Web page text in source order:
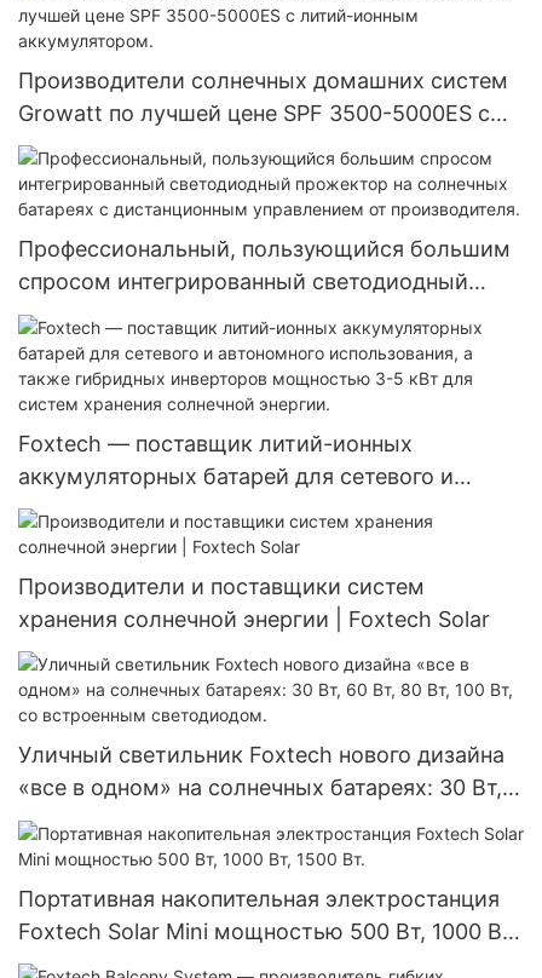
продукция серии G | Foxtech Solar
Производители солнечных домашних систем
Growatt по лучшей цене SPF 3500-5000ES с
литий-ионным аккумулятором.
Профессиональный, пользующийся большим
спросом интегрированный светодиодный
прожектор на солнечных батареях с
дистанционным управлением от
производителя.
Foxtech — поставщик литий-ионных
аккумуляторных батарей для сетевого и
автономного использования, а также
гибридных инверторов мощностью 3-5 кВт
для систем хранения солнечной энергии.
Производители и поставщики систем
хранения солнечной энергии | Foxtech Solar
Уличный светильник Foxtech нового дизайна
«все в одном» на солнечных батареях: 30 Вт,
60 Вт, 80 Вт, 100 Вт, со встроенным
светодиодом.
Портативная накопительная электростанция
Foxtech Solar Mini мощностью 500 Вт, 1000 Вт,
1500 Вт.